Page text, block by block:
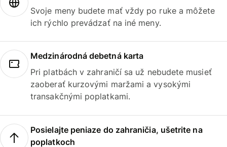
Svoje meny budete mať vždy po ruke a môžete
ich rýchlo prevádzať na iné meny.
Medzinárodná debetná karta
Pri platbách v zahraničí sa už nebudete musieť
zaoberať kurzovými maržami a vysokými
transakčnými poplatkami.
Posielajte peniaze do zahraničia, ušetrite na
poplatkoch